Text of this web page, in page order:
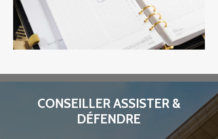
CONSEILLER ASSISTER &
DÉFENDRE